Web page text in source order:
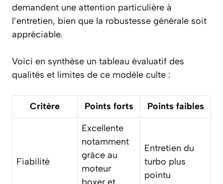
demandent une attention particulière à
l’entretien, bien que la robustesse générale soit
appréciable.
Voici en synthèse un tableau évaluatif des
qualités et limites de ce modèle culte :
Critère Points forts Points faibles
Fiabilité
Excellente
notamment
grâce au
moteur
boxer et
Entretien du
turbo plus
pointu